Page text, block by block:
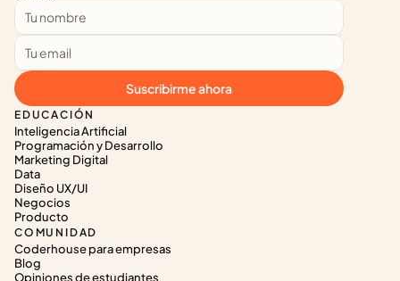
EDUCACIÓN
Inteligencia Artificial
Programación y Desarrollo
Marketing Digital
Data
Diseño UX/UI
Negocios
Producto
COMUNIDAD
Coderhouse para empresas
Blog
Opiniones de estudiantes
Suscribirme ahora